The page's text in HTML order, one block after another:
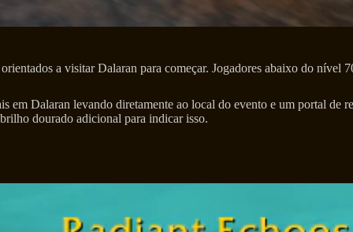
a visitar Dalaran para começar. Jogadores abaixo do nível
em Dalaran levando diretamente ao local do evento e um portal
dourado adicional para indicar isso.